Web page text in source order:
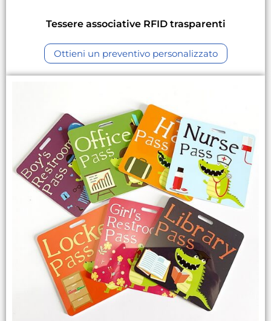
Tessere associative RFID trasparenti
Ottieni un preventivo personalizzato